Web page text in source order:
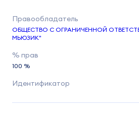
ОБЩЕСТВО С ОГРАНИЧЕННОЙ
МЬЮЗИК"
100 %